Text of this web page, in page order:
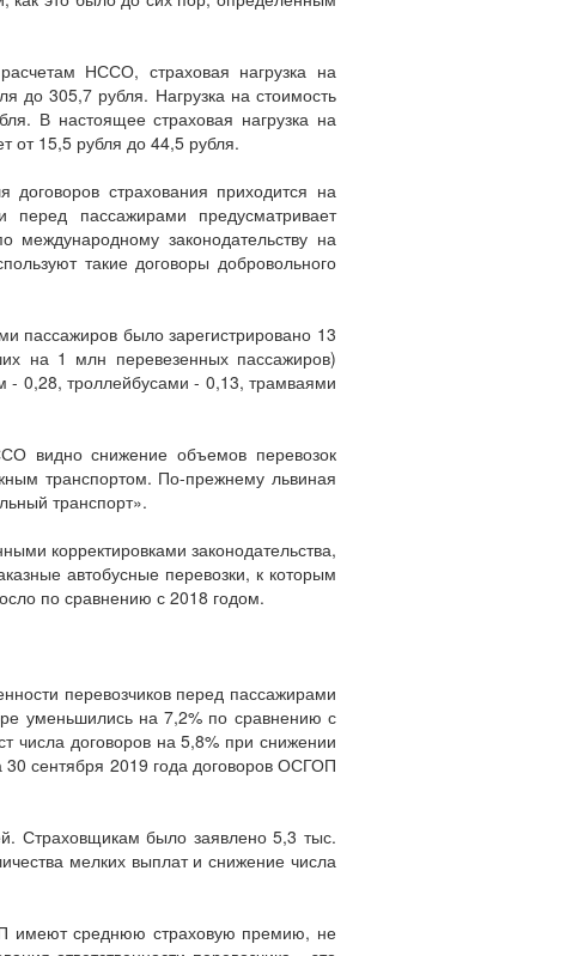
НССО, страховая нагрузка на
до 305,7 рубля. Нагрузка на стоимость
В настоящее страховая нагрузка на
от 15,5 рубля до 44,5 рубля.
договоров страхования приходится на
перед пассажирами предусматривает
международному законодательству на
такие договоры добровольного
пассажиров было зарегистрировано 13
на 1 млн перевезенных пассажиров)
- 0,28, троллейбусами - 0,13, трамваями
видно снижение объемов перевозок
транспортом. По-прежнему львиная
транспорт».
корректировками законодательства,
автобусные перевозки, к которым
по сравнению с 2018 годом.
перевозчиков перед пассажирами
уменьшились на 7,2% по сравнению с
числа договоров на 5,8% при снижении
30 сентября 2019 года договоров ОСГОП
Страховщикам было заявлено 5,3 тыс.
мелких выплат и снижение числа
имеют среднюю страховую премию, не